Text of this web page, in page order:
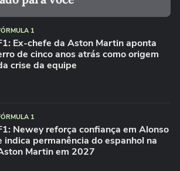
1
Ex-chefe da Aston Martin aponta
de cinco anos atrás como origem
crise da equipe
1
Newey reforça confiança em Alonso
indica permanência do espanhol na
Martin em 2027